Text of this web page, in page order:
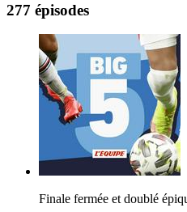
277 épisodes
Finale fermée et doublé